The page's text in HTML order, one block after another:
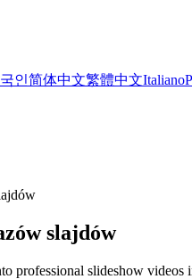
인简体中文繁體中文Italiano
slajdów
professional slideshow